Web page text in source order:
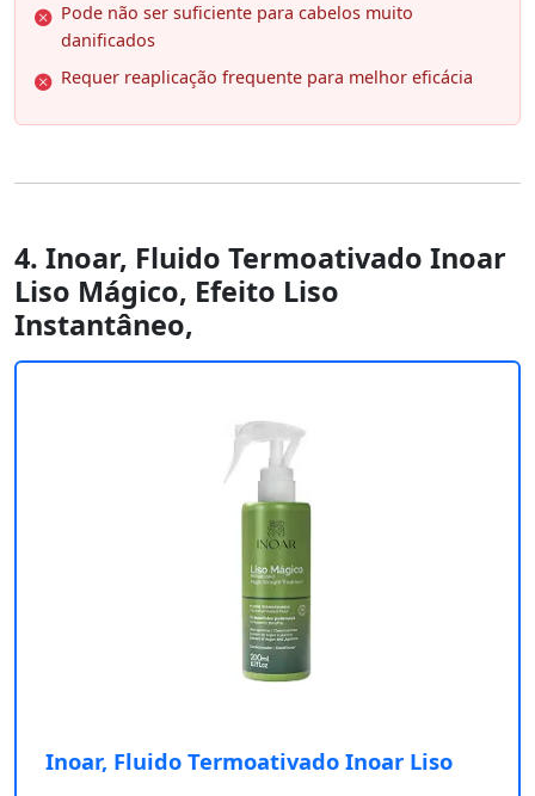
Pode não ser suficiente para cabelos muito
danificados
Requer reaplicação frequente para melhor eficácia
4. Inoar, Fluido Termoativado Inoar
Liso Mágico, Efeito Liso
Instantâneo,
Inoar, Fluido Termoativado Inoar Liso